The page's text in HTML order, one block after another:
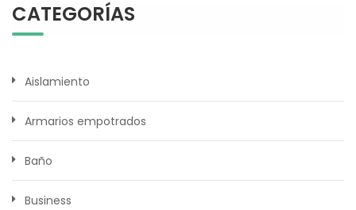
CATEGORÍAS
Aislamiento
Armarios empotrados
Baño
Business